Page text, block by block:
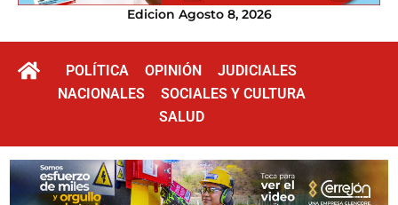
Edicion Agosto 8, 2026
POLÍTICA OPINIÓN
JUDICIALES
NACIONALES
SOCIALES Y CULTURA
SALUD